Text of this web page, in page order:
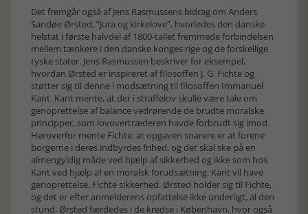
Det fremgår også af Jens Rasmussens bidrag om Anders
Sandøe Ørsted, ”Jura og kirkelove”, hvorledes den danske
helstat i første halvdel af 1800-tallet fremmede forbindelsen
mellem tænkere i den danske konges rige og de forskellige
tyske stater. Jens Rasmussen beskriver for eksempel,
hvordan Ørsted er inspireret af filosoffen J. G. Fichte og
støtter sig til denne i modsætning til filosoffen Immanuel
Kant. Kant mente, at der i straffelov skulle være tale om
genoprettelse af balance vedrørende de brudte moralske
principper, som lovovertræderen havde forbrudt sig imod.
Heroverfor mente Fichte, at opgaven snarere er at forene
borgerne i deres indbyrdes frihed, og det skal ske på en
almengyldig måde ved hjælp af sikkerhed og ikke som hos
Kant ved hjælp af en moralsk forudsætning. Kant vil have
genoprettelse, Fichte sikkerhed. Ørsted holder sig til Fichte,
og det er efter anmelderens opfattelse ikke underligt, al den
stund, Ørsted færdedes i de kredse i København, hvor også